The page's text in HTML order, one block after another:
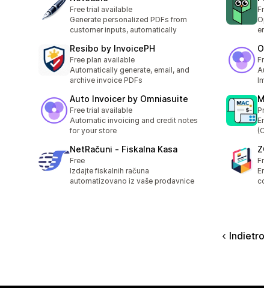
Free trial available
Generate personalized PDFs from
customer inputs, automatically
Resibo by InvoicePH
Free plan available
Automatically generate, email, and
archive invoice PDFs
Auto Invoicer by Omniasuite
Free trial available
Automatic invoicing and credit notes
for your store
NetRačuni ‑ Fiskalna Kasa
Free
Izdajte fiskalnih računa
automatizovano iz vaše prodavnice
Indietro